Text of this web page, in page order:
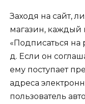
Заходя на сайт,
магазин, каждый
«Подписаться на
д. Если он
ему поступает
адреса
пользователь